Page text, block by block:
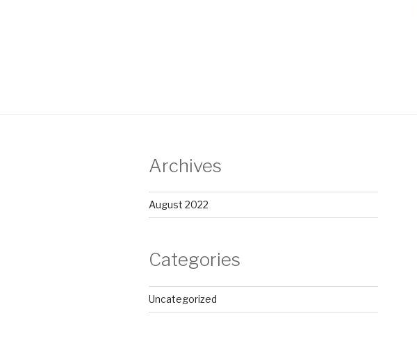
Archives
August 2022
Categories
Uncategorized